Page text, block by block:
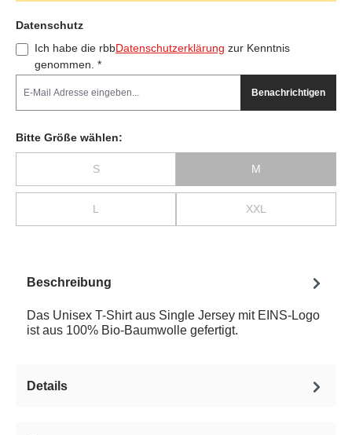
Feld nicht ausfüllen(Spam Schutz)
Datenschutz
Ich habe die rbbDatenschutzerklärung zur Kenntnis
genommen. *
Benachrichtigen
Bitte Größe wählen:
S M
L XXL
Beschreibung
Das Unisex T-Shirt aus Single Jersey mit EINS-Logo
ist aus 100% Bio-Baumwolle gefertigt.
Details